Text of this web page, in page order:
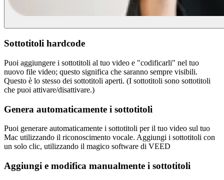
Sottotitoli hardcode
Puoi aggiungere i sottotitoli al tuo video e "codificarli" nel tuo
nuovo file video; questo significa che saranno sempre visibili.
Questo è lo stesso dei sottotitoli aperti. (I sottotitoli sono sottotitoli
che puoi attivare/disattivare.)
Genera automaticamente i sottotitoli
Puoi generare automaticamente i sottotitoli per il tuo video sul tuo
Mac utilizzando il riconoscimento vocale. Aggiungi i sottotitoli con
un solo clic, utilizzando il magico software di VEED
Aggiungi e modifica manualmente i sottotitoli